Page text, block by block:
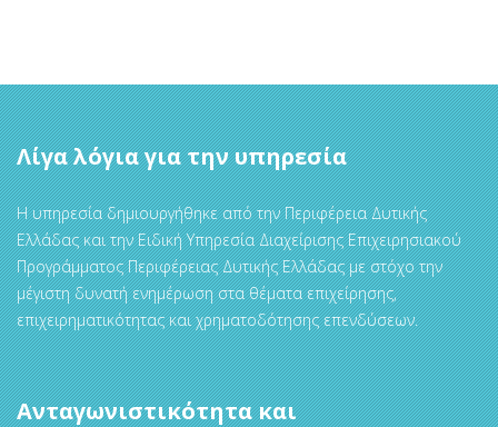
Λίγα λόγια για την υπηρεσία
Η υπηρεσία δημιουργήθηκε από την Περιφέρεια Δυτικής
Ελλάδας και την Ειδική Υπηρεσία Διαχείρισης Επιχειρησιακού
Προγράμματος Περιφέρειας Δυτικής Ελλάδας με στόχο την
μέγιστη δυνατή ενημέρωση στα θέματα επιχείρησης,
επιχειρηματικότητας και χρηματοδότησης επενδύσεων.
Ανταγωνιστικότητα και